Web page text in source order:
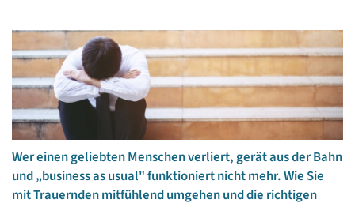
Wer einen geliebten Menschen verliert, gerät aus der Bahn
und „business as usual" funktioniert nicht mehr. Wie Sie
mit Trauernden mitfühlend umgehen und die richtigen